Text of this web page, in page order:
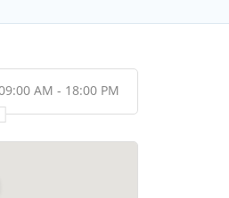
AM - 18:00 PM